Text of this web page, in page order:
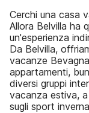
Cerchi una casa
Allora Belvilla ha
un'esperienza
Da Belvilla,
vacanze
appartamenti,
diversi gruppi
vacanza estiva,
sugli sport